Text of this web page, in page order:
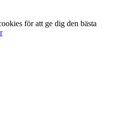
för att ge dig den bästa